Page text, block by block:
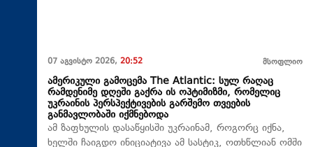
07 აგვისტო 2026, 20:52 მსოფლიო
ამერიკული გამოცემა The Atlantic: სულ რაღაც
რამდენიმე დღეში გაქრა ის ოპტიმიზმი, რომელიც
უკრაინის პერსპექტივების გარშემო თვეების
განმავლობაში იქმნებოდა
ამ ზაფხულის დასაწყისში უკრაინამ, როგორც იქნა,
ხელში ჩაიგდო ინიციატივა ამ სასტიკ, ოთხწლიან ომში